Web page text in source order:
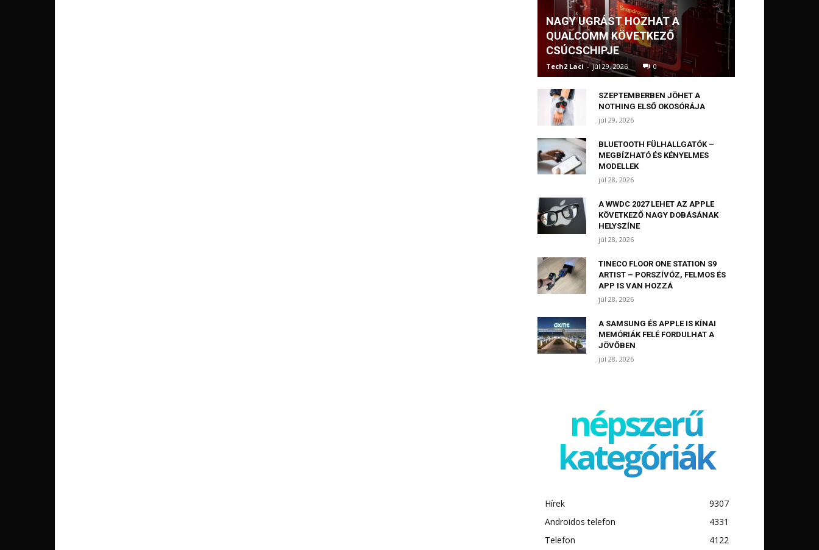
NAGY UGRÁST HOZHAT A
QUALCOMM KÖVETKEZŐ
CSÚCSCHIPJE
Tech2 Laci - júl 29, 2026 0
SZEPTEMBERBEN JÖHET A
NOTHING ELSŐ OKOSÓRÁJA
júl 29, 2026
BLUETOOTH FÜLHALLGATÓK –
MEGBÍZHATÓ ÉS KÉNYELMES
MODELLEK
júl 28, 2026
A WWDC 2027 LEHET AZ APPLE
KÖVETKEZŐ NAGY DOBÁSÁNAK
HELYSZÍNE
júl 28, 2026
TINECO FLOOR ONE STATION S9
ARTIST – PORSZÍVÓZ, FELMOS ÉS
APP IS VAN HOZZÁ
júl 28, 2026
A SAMSUNG ÉS APPLE IS KÍNAI
MEMÓRIÁK FELÉ FORDULHAT A
JÖVŐBEN
júl 28, 2026
népszerű
kategóriák
Hírek
9307
Androidos telefon
4331
Telefon
4122